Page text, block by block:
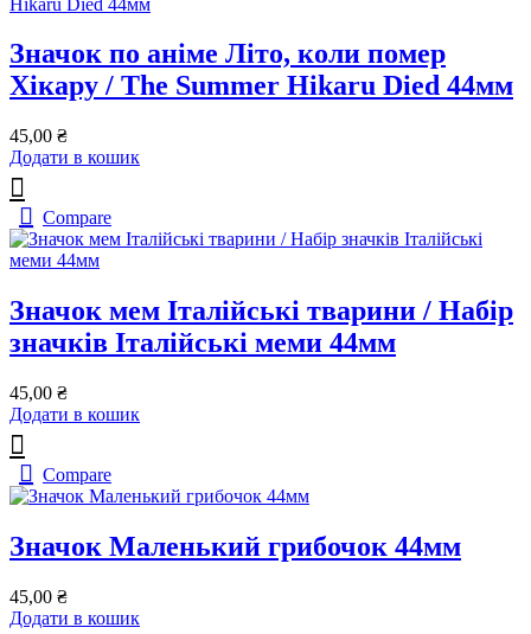
Значок по аніме Літо, коли помер
Хікару / The Summer Hikaru Died 44мм
45,00 ₴
Додати в кошик
Compare
Значок мем Італійські тварини / Набір
значків Італійські меми 44мм
45,00 ₴
Додати в кошик
Compare
Значок Маленький грибочок 44мм
45,00 ₴
Додати в кошик